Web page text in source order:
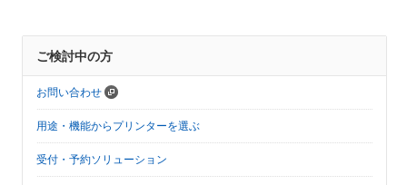
ご検討中の方
お問い合わせ
用途・機能からプリンターを選ぶ
受付・予約ソリューション